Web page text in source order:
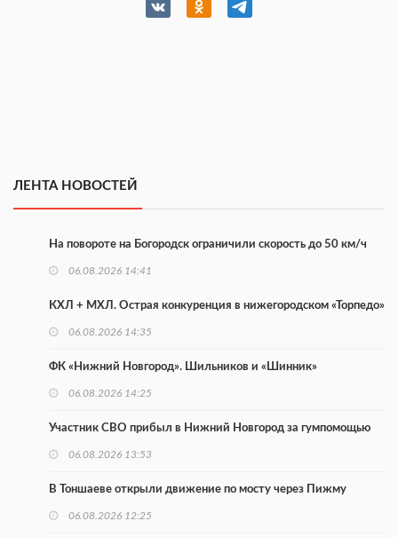
ЛЕНТА НОВОСТЕЙ
На повороте на Богородск ограничили скорость до 50 км/ч
06.08.2026 14:41
КХЛ + МХЛ. Острая конкуренция в нижегородском «Торпедо»
06.08.2026 14:35
ФК «Нижний Новгород». Шильников и «Шинник»
06.08.2026 14:25
Участник СВО прибыл в Нижний Новгород за гумпомощью
06.08.2026 13:53
В Тоншаеве открыли движение по мосту через Пижму
06.08.2026 12:25